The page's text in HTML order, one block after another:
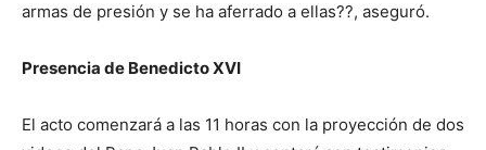
armas de presión y se ha aferrado a ellas??, aseguró.
Presencia de Benedicto XVI
El acto comenzará a las 11 horas con la proyección de dos